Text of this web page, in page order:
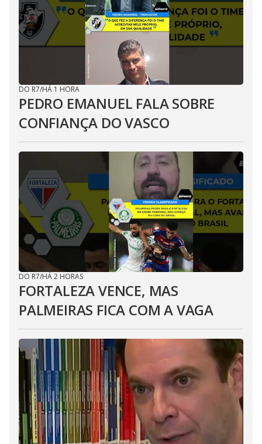
DO R7/HÁ 1 HORA
PEDRO EMANUEL FALA SOBRE
CONFIANÇA DO VASCO
DO R7/HÁ 2 HORAS
FORTALEZA VENCE, MAS
PALMEIRAS FICA COM A VAGA